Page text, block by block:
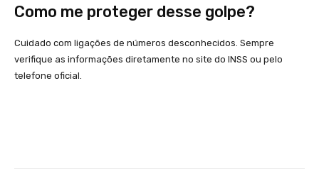
Como me proteger desse golpe?
Cuidado com ligações de números desconhecidos. Sempre
verifique as informações diretamente no site do INSS ou pelo
telefone oficial.